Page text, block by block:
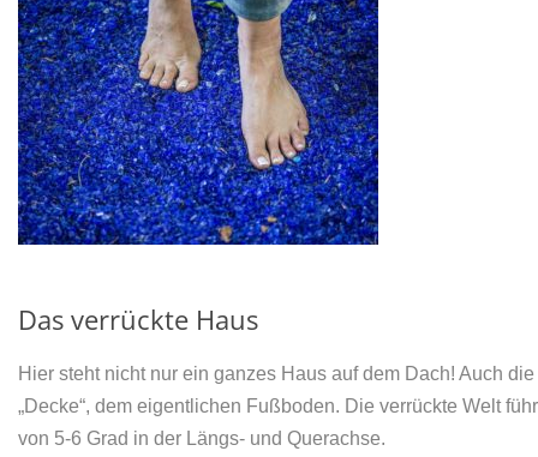
Das verrückte Haus
Hier steht nicht nur ein ganzes Haus auf dem Dach! Auch
„Decke“, dem eigentlichen Fußboden. Die verrückte Welt
von 5-6 Grad in der Längs- und Querachse.